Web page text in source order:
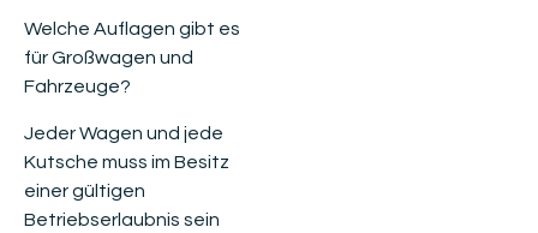
Welche Auflagen gibt es
für Großwagen und
Fahrzeuge?
Jeder Wagen und jede
Kutsche muss im Besitz
einer gültigen
Betriebserlaubnis sein